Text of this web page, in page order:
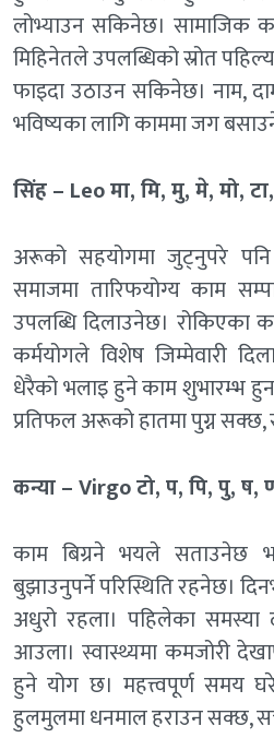
लोभ्याउन सकिनेछ। सामाजिक
मिहिनेतले उपलब्धिको स्रोत
फाइदा उठाउन सकिनेछ। नाम,
भविष्यका लागि काममा जग
सिंह – Leo मा, मि, मु, मे, मो,
अरूको सहयोगमा जुट्नुपरे
समाजमा तारिफयोग्य काम
उपलब्धि दिलाउनेछ। रोकिएका
कर्मयोगले विशेष जिम्मेवारी
धेरैको भलाइ हुने काम शुभारम्भ
प्रतिफल अरूको हातमा पुग्न
कन्या – Virgo टो, प, पि, पु, ष,
काम बिग्रने भयले सताउनेछ
बुझाउनुपर्ने परिस्थिति रहनेछ।
अधुरो रहला। पहिलेका समस्या
आउला। स्वास्थ्यमा कमजोरी
हुने योग छ। महत्त्वपूर्ण समय
हुलमुलमा धनमाल हराउन सक्छ,